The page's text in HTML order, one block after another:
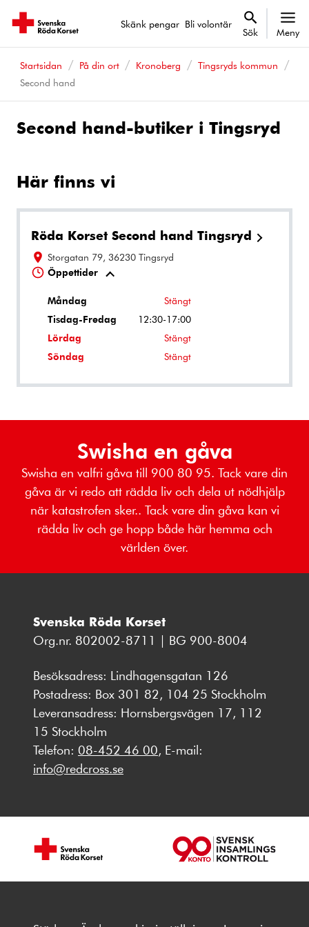
Skänk pengar Bli volontär
Sök Meny
Startsidan På din ort Kronoberg
Tingsryds kommun
Second hand
Second hand-butiker i Tingsryd
Här finns vi
Röda Korset Second hand Tingsryd
Storgatan 79, 36230 Tingsryd
Öppettider
Måndag
Stängt
Tisdag-Fredag
12:30-17:00
Lördag
Stängt
Söndag
Stängt
Swisha en gåva
Swisha en valfri gåva till 900 80 95. Tack vare din
gåva är vi redo att rädda liv och dela ut nödhjälp
när katastrofen sker.. Tack vare din gåva kan vi
rädda liv och ge hopp både här hemma och
världen över.
Svenska Röda Korset
Org.nr. 802002-8711 | BG 900-8004
Besöksadress: Lindhagensgatan 126
Postadress: Box 301 82, 104 25 Stockholm
Leveransadress: Hornsbergsvägen 17, 112
15 Stockholm
Telefon: 08-452 46 00, E-mail:
info@redcross.se